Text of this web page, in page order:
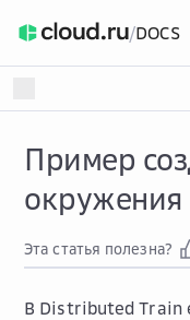
/DOCS
Пример
окружения
Эта статья полезна?
В Distributed Train